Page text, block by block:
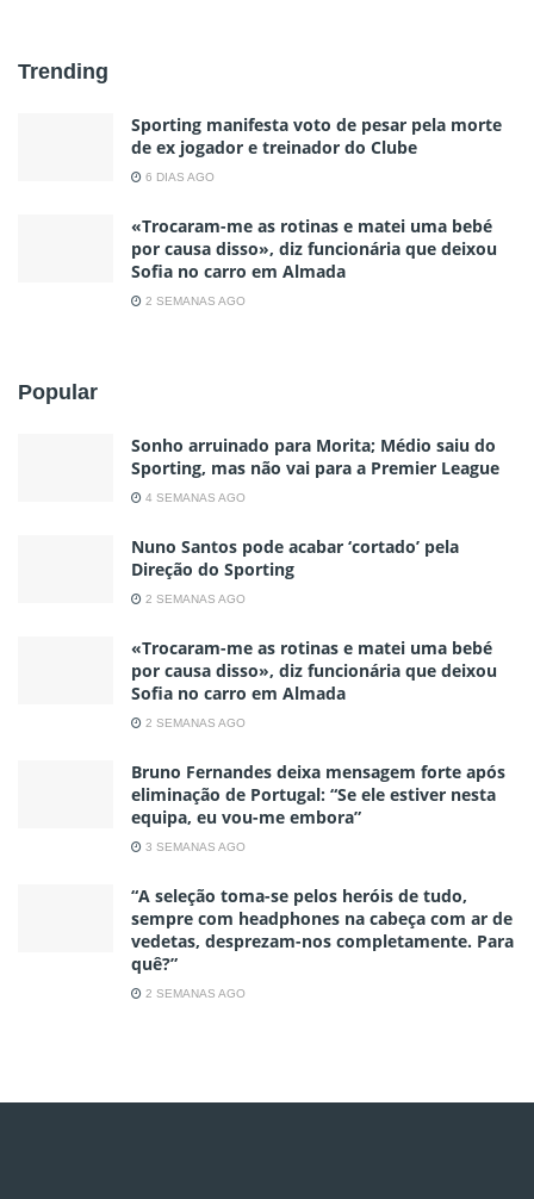
Trending
Sporting manifesta voto de pesar pela morte
de ex jogador e treinador do Clube
6 DIAS AGO
«Trocaram-me as rotinas e matei uma bebé
por causa disso», diz funcionária que deixou
Sofia no carro em Almada
2 SEMANAS AGO
Popular
Sonho arruinado para Morita; Médio saiu do
Sporting, mas não vai para a Premier League
4 SEMANAS AGO
Nuno Santos pode acabar ‘cortado’ pela
Direção do Sporting
2 SEMANAS AGO
«Trocaram-me as rotinas e matei uma bebé
por causa disso», diz funcionária que deixou
Sofia no carro em Almada
2 SEMANAS AGO
Bruno Fernandes deixa mensagem forte após
eliminação de Portugal: “Se ele estiver nesta
equipa, eu vou-me embora”
3 SEMANAS AGO
“A seleção toma-se pelos heróis de tudo,
sempre com headphones na cabeça com ar de
vedetas, desprezam-nos completamente. Para
quê?”
2 SEMANAS AGO